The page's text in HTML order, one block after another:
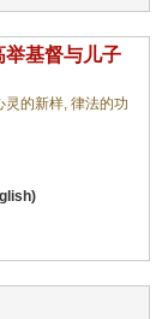
举基督与儿子
灵的新样, 律法的功